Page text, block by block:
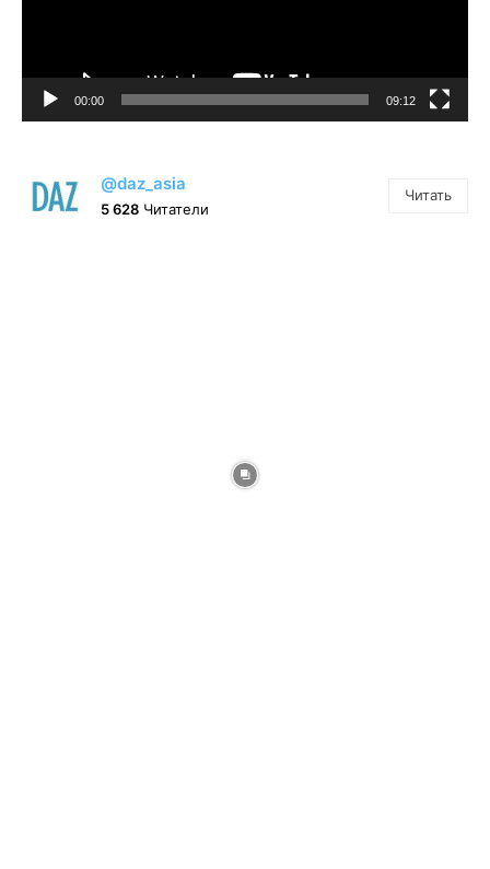
00:00 09:12
@daz_asia
5 628 Читатели
Читать